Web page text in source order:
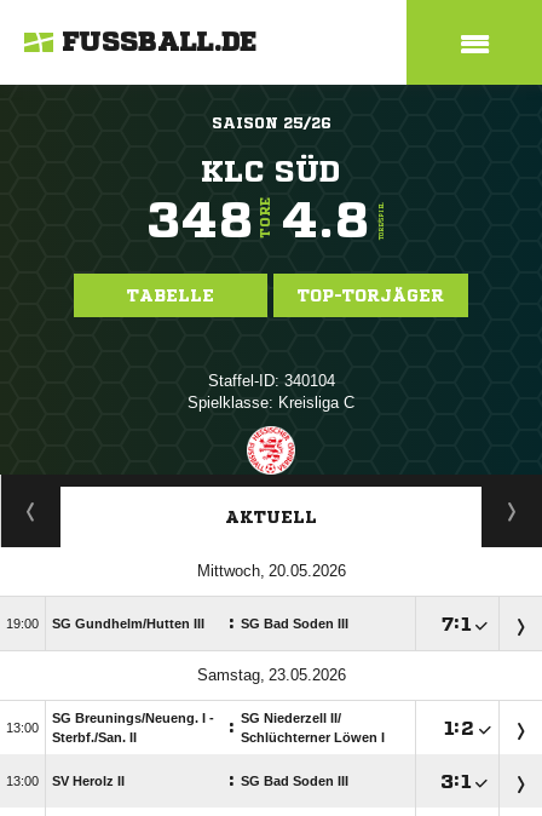
FUSSBALL.DE
SAISON 25/26
KLC SÜD
348 TORE 4.8 TORE/SPIEL
TABELLE TOP-TORJÄGER
Staffel-ID: 340104
Spielklasse: Kreisliga C
ANZEIGE
AKTUELL
 
 SG Gundhelm/​Hutten III : SG Bad Soden III :
 

SG Breunings/​Neueng. I -
Sterbf./​San. II
: SG Niederzell II/​
Schlüchterner Löwen I
:
 SV Herolz II : SG Bad Soden III :